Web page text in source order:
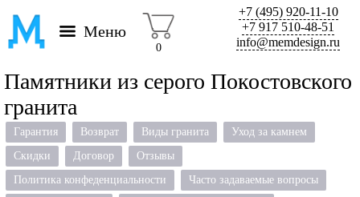
Меню
0
+7 (495) 920-11-10
+7 917 510-48-51
info@memdesign.ru
Памятники из серого Покостовского
гранита
Гарантия Возврат Виды гранита
Уход за камнем
Скидки
Договор
Отзывы
Политика конфеденциальности
Часто задаваемые вопросы